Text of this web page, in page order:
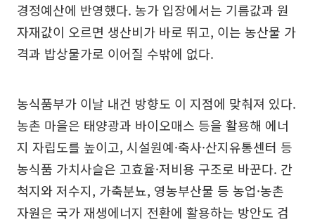
경정예산에 반영했다. 농가 입장에서는 기름값과 원
자재값이 오르면 생산비가 바로 뛰고, 이는 농산물 가
격과 밥상물가로 이어질 수밖에 없다.
농식품부가 이날 내건 방향도 이 지점에 맞춰져 있다.
농촌 마을은 태양광과 바이오매스 등을 활용해 에너
지 자립도를 높이고, 시설원예·축사·산지유통센터 등
농식품 가치사슬은 고효율·저비용 구조로 바꾼다. 간
척지와 저수지, 가축분뇨, 영농부산물 등 농업·농촌
자원은 국가 재생에너지 전환에 활용하는 방안도 검